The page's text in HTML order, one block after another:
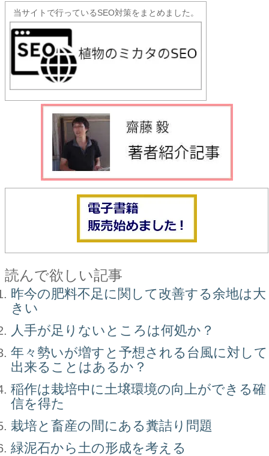
当サイトで行っているSEO対策をまとめました。
読んで欲しい記事
昨今の肥料不足に関して改善する余地は大
きい
人手が足りないところは何処か？
年々勢いが増すと予想される台風に対して
出来ることはあるか？
稲作は栽培中に土壌環境の向上ができる確
信を得た
栽培と畜産の間にある糞詰り問題
緑泥石から土の形成を考える